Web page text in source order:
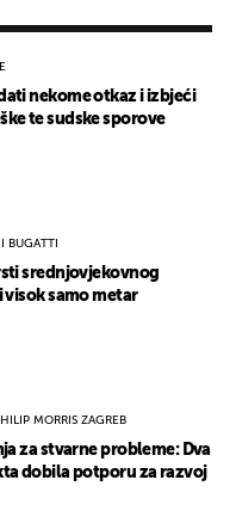
nekome otkaz i izbjeći
te sudske sporove
BUGATTI
srednjovjekovnog
visok samo metar
MORRIS ZAGREB
za stvarne probleme: Dva
dobila potporu za razvoj